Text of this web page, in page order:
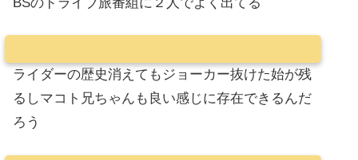
ライダーの歴史消えてもジョーカー抜けた始が残
るしマコト兄ちゃんも良い感じに存在できるんだ
ろう